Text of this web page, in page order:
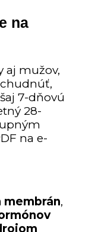
na
aj mužov,
7-dňovú
28-
na e-
membrán,